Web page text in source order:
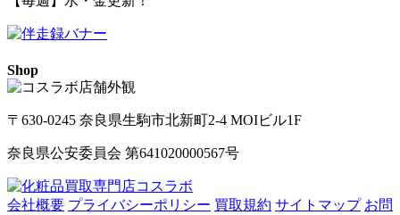
Shop
〒630-0245 奈良県生駒市北新町2-4 MOIビル1F
奈良県公安委員会 第641020000567号
会社概要 プライバシーポリシー 買取規約 サイトマップ お問